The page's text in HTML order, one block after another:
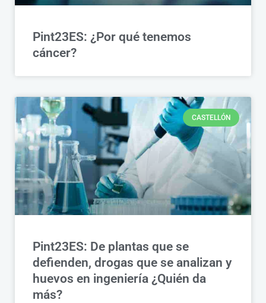
Pint23ES: ¿Por qué tenemos
cáncer?
CASTELLÓN
Pint23ES: De plantas que se
defienden, drogas que se analizan y
huevos en ingeniería ¿Quién da
más?